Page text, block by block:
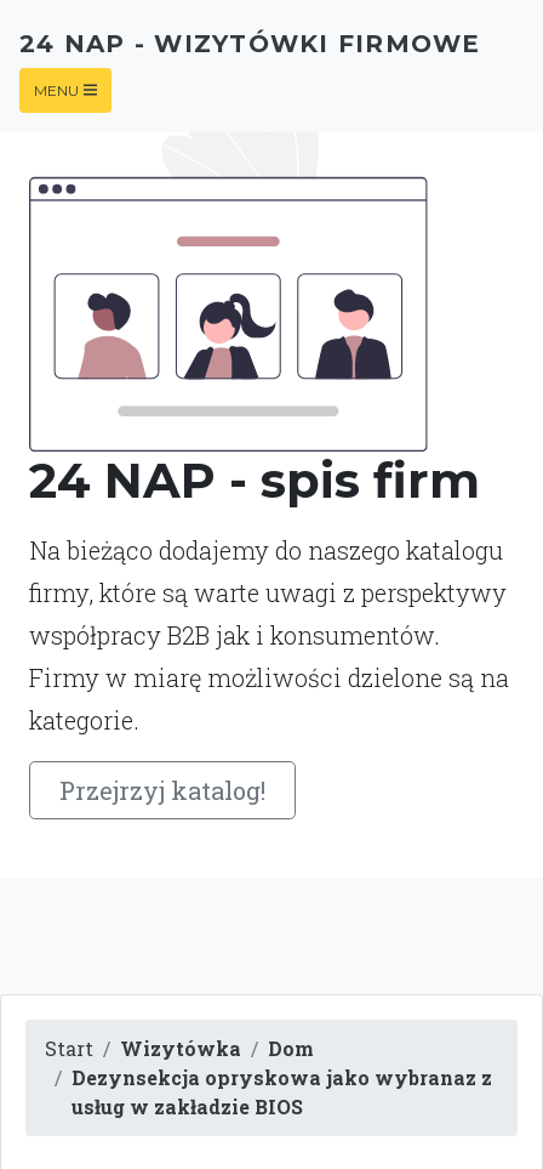
24 NAP - spis firm
Na bieżąco dodajemy do naszego katalogu
firmy, które są warte uwagi z perspektywy
współpracy B2B jak i konsumentów.
Firmy w miarę możliwości dzielone są na
kategorie.
Przejrzyj katalog!
24 NAP - WIZYTÓWKI FIRMOWE
MENU
Start Wizytówka
Dom
Dezynsekcja opryskowa jako wybranaz z
usług w zakładzie BIOS